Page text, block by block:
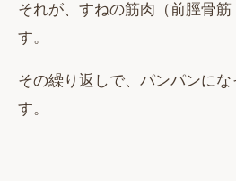
それが、すねの筋肉（前脛骨
す。
その繰り返しで、パンパンに
す。